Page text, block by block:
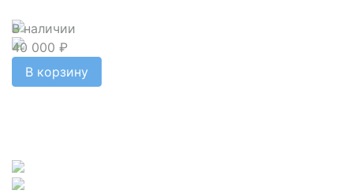
В наличии
40 000 ₽
В корзину